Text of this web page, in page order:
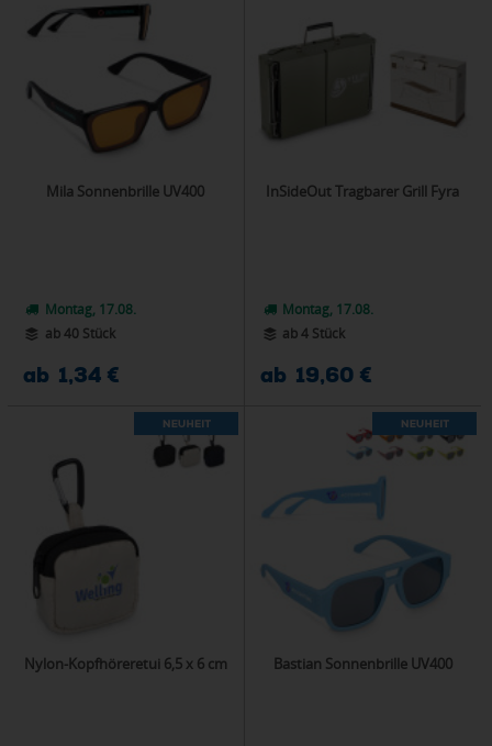
Mila Sonnenbrille UV400
Montag, 17.08.
ab 40 Stück
ab 1,34 €
InSideOut Tragbarer Grill Fyra
Montag, 17.08.
ab 4 Stück
ab 19,60 €
Nylon-Kopfhöreretui 6,5 x 6 cm Bastian Sonnenbrille UV400